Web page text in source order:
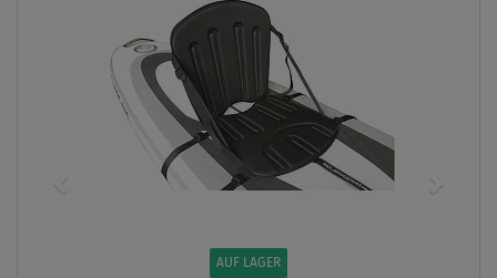
AUF LAGER